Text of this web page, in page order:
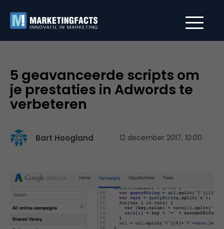
5 geavanceerde scripts om
je prestaties in Adwords te
verbeteren
Bart Hoogland 12 december 2017, 10:00